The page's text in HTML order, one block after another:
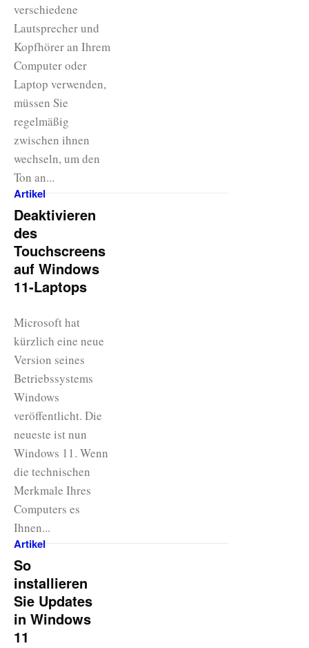
verschiedene
Lautsprecher und
Kopfhörer an Ihrem
Computer oder
Laptop verwenden,
müssen Sie
regelmäßig
zwischen ihnen
wechseln, um den
Ton an...
Artikel
Deaktivieren
des
Touchscreens
auf Windows
11-Laptops
Microsoft hat
kürzlich eine neue
Version seines
Betriebssystems
Windows
veröffentlicht. Die
neueste ist nun
Windows 11. Wenn
die technischen
Merkmale Ihres
Computers es
Ihnen...
Artikel
So
installieren
Sie Updates
in Windows
11